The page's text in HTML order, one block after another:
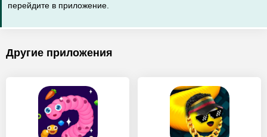
перейдите в приложение.
Другие приложения